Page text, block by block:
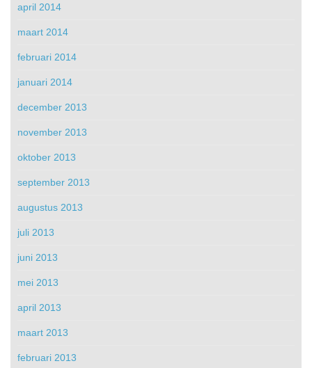
april 2014
maart 2014
februari 2014
januari 2014
december 2013
november 2013
oktober 2013
september 2013
augustus 2013
juli 2013
juni 2013
mei 2013
april 2013
maart 2013
februari 2013